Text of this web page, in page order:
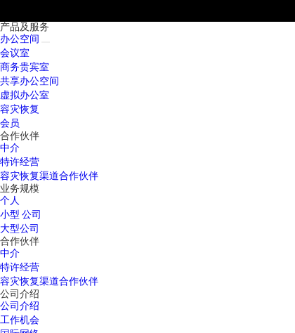
产品及服务
办公空间
会议室
商务贵宾室
共享办公空间
虚拟办公室
容灾恢复
会员
合作伙伴
中介
特许经营
容灾恢复渠道合作伙伴
业务规模
个人
小型 公司
大型公司
合作伙伴
中介
特许经营
容灾恢复渠道合作伙伴
公司介绍
公司介绍
工作机会